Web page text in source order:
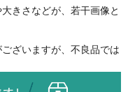
きさなどが、若干画像と
ざいますが、不良品では